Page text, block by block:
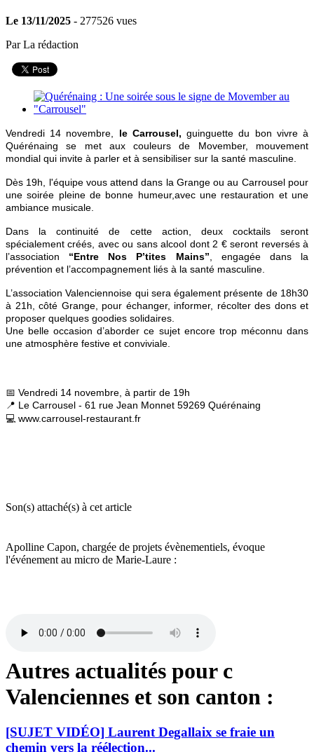
Le 13/11/2025 - 277526 vues
Par La rédaction
Vendredi 14 novembre, le Carrousel, guinguette du bon vivre à
Quérénaing se met aux couleurs de Movember, mouvement
mondial qui invite à parler et à sensibiliser sur la santé masculine.
Dès 19h, l'équipe vous attend dans la Grange ou au Carrousel pour
une soirée pleine de bonne humeur,avec une restauration et une
ambiance musicale.
Dans la continuité de cette action, deux cocktails seront
spécialement créés, avec ou sans alcool dont 2 € seront reversés à
l’association “Entre Nos P’tites Mains” , engagée dans la
prévention et l’accompagnement liés à la santé masculine.
L’association Valenciennoise qui sera également présente de 18h30
à 21h, côté Grange, pour échanger, informer, récolter des dons et
proposer quelques goodies solidaires.
Une belle occasion d’aborder ce sujet encore trop méconnu dans
une atmosphère festive et conviviale.
📅 Vendredi 14 novembre, à partir de 19h
📍 Le Carrousel - 61 rue Jean Monnet 59269 Quérénaing
💻 www.carrousel-restaurant.fr
Son(s) attaché(s) à cet article
Apolline Capon, chargée de projets évènementiels, évoque
l'événement au micro de Marie-Laure :
Autres actualités pour c
Valenciennes et son canton :
[SUJET VIDÉO] Laurent Degallaix se fraie un
chemin vers la réélection...